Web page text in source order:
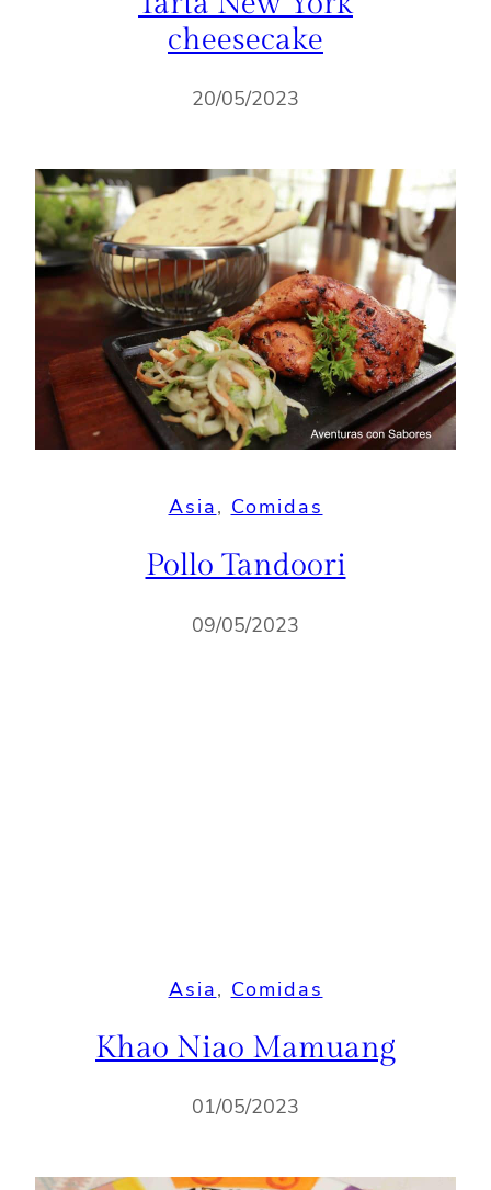
cheesecake
20/05/2023
Asia, Comidas
Pollo Tandoori
09/05/2023